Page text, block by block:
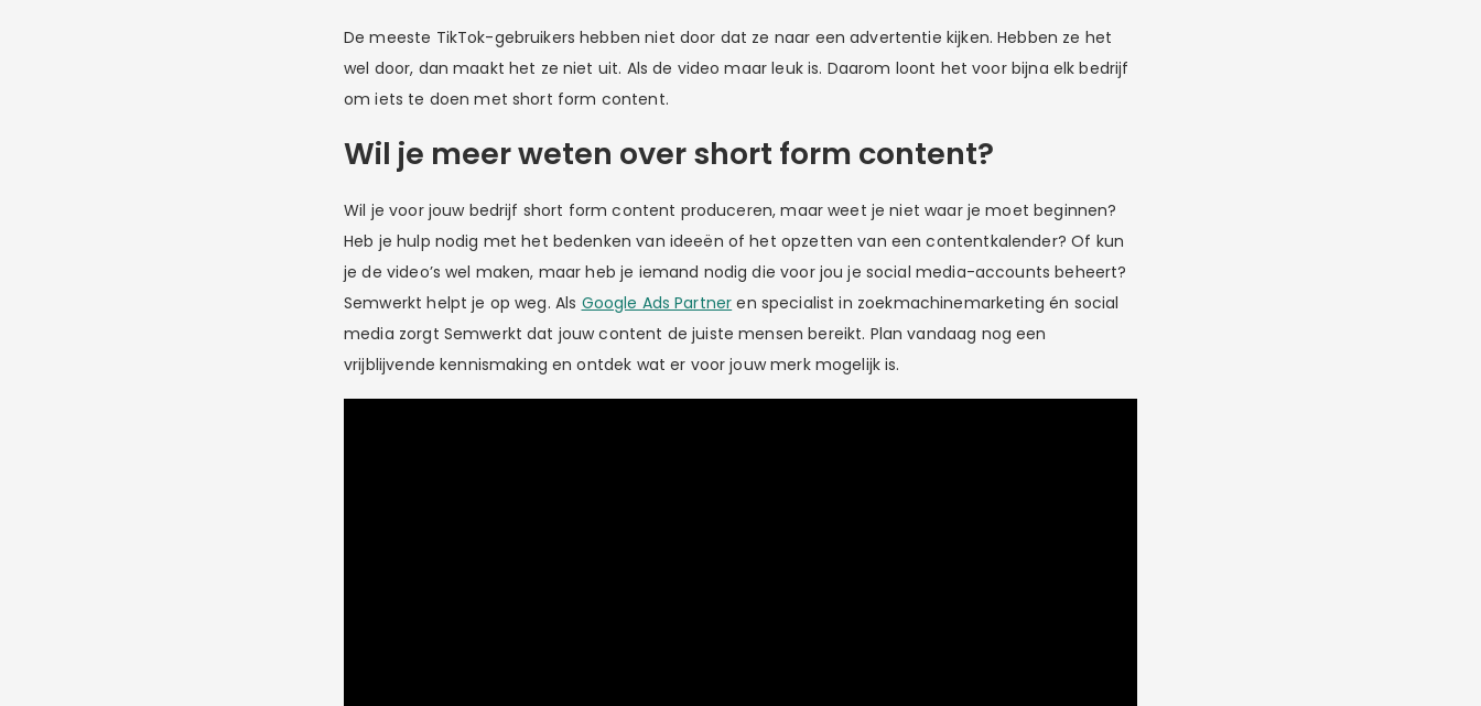
De meeste TikTok-gebruikers hebben niet door dat ze naar een advertentie kijken. Hebben ze het
wel door, dan maakt het ze niet uit. Als de video maar leuk is. Daarom loont het voor bijna elk bedrijf
om iets te doen met short form content.
Wil je meer weten over short form content?
Wil je voor jouw bedrijf short form content produceren, maar weet je niet waar je moet beginnen?
Heb je hulp nodig met het bedenken van ideeën of het opzetten van een contentkalender? Of kun
je de video’s wel maken, maar heb je iemand nodig die voor jou je social media-accounts beheert?
Semwerkt helpt je op weg. Als Google Ads Partner en specialist in zoekmachinemarketing én social
media zorgt Semwerkt dat jouw content de juiste mensen bereikt. Plan vandaag nog een
vrijblijvende kennismaking en ontdek wat er voor jouw merk mogelijk is.